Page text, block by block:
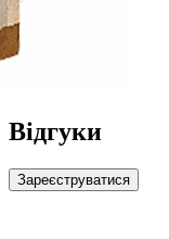
Відгуки
Зареєструватися